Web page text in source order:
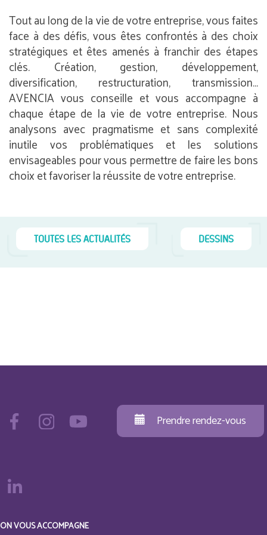
Tout au long de la vie de votre entreprise, vous faites
face à des défis, vous êtes confrontés à des choix
stratégiques et êtes amenés à franchir des étapes
clés. Création, gestion, développement,
diversification, restructuration, transmission…
AVENCIA vous conseille et vous accompagne à
chaque étape de la vie de votre entreprise. Nous
analysons avec pragmatisme et sans complexité
inutile vos problématiques et les solutions
envisageables pour vous permettre de faire les bons
choix et favoriser la réussite de votre entreprise.
TOUTES LES ACTUALITÉS DESSINS
Prendre rendez-vous
ON VOUS ACCOMPAGNE